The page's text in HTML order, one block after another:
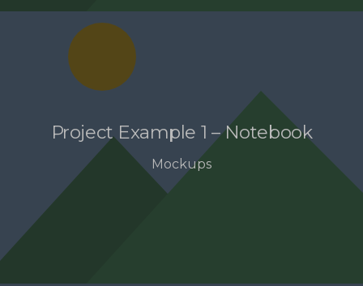
Project Example 1 – Notebook
Mockups